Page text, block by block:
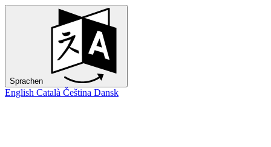
Sprachen
English Català Čeština Dansk